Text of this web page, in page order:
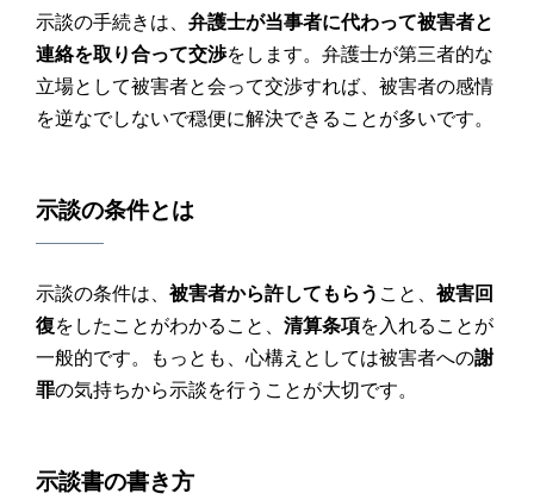
示談の手続きは、 弁護士が当事者に代わって被害者と
連絡を取り合って交渉をします。弁護士が第三者的な
立場として被害者と会って交渉すれば、被害者の感情
を逆なでしないで穏便に解決できることが多いです。
示談の条件とは
示談の条件は、 被害者から許してもらう こと、 被害回
復をしたことがわかること、 清算条項を入れることが
一般的です。もっとも、心構えとしては被害者への謝
罪の気持ちから示談を行うことが大切です。
示談書の書き方